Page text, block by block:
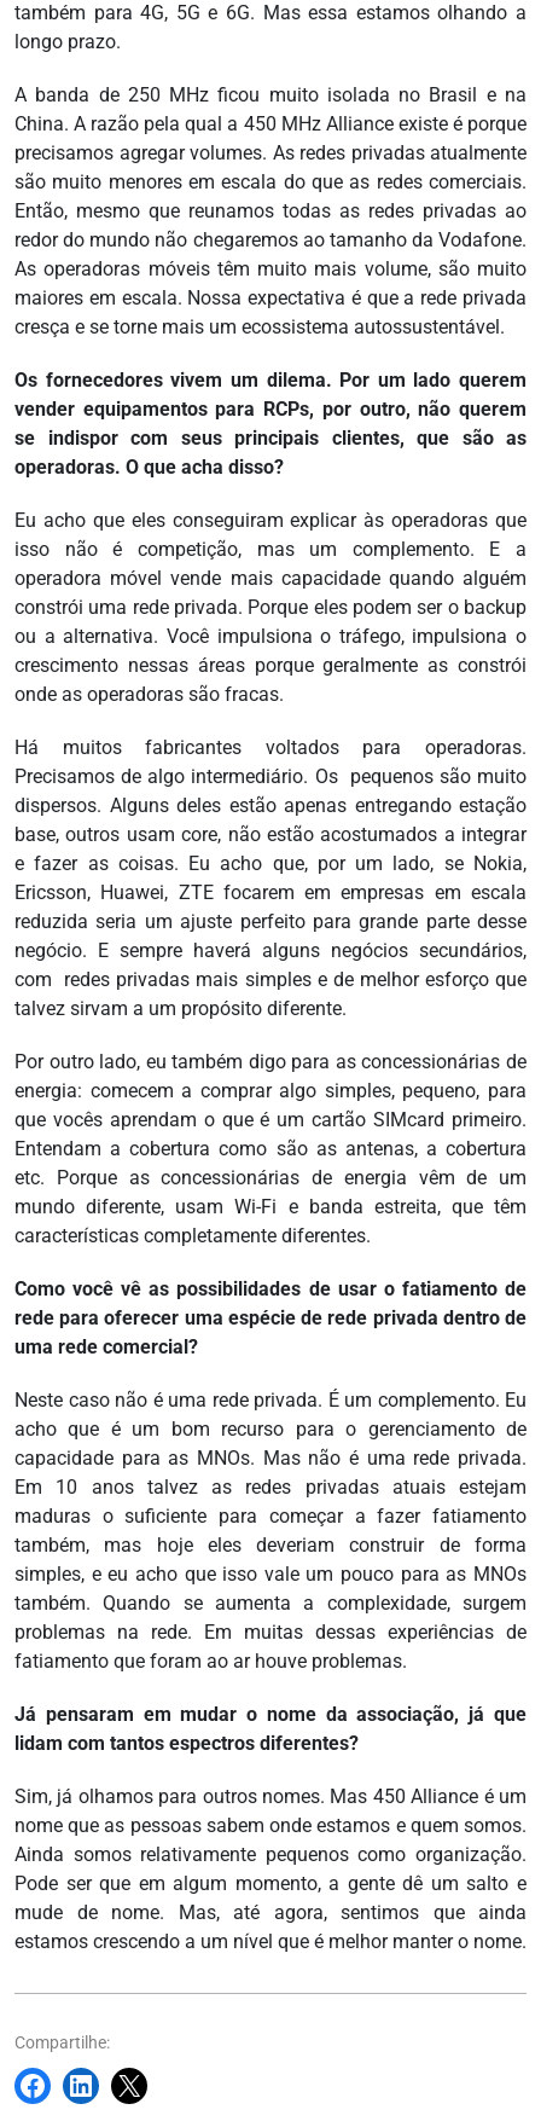
também para 4G, 5G e 6G. Mas essa estamos olhando a
longo prazo.
A banda de 250 MHz ficou muito isolada no Brasil e na
China. A razão pela qual a 450 MHz Alliance existe é porque
precisamos agregar volumes. As redes privadas atualmente
são muito menores em escala do que as redes comerciais.
Então, mesmo que reunamos todas as redes privadas ao
redor do mundo não chegaremos ao tamanho da Vodafone.
As operadoras móveis têm muito mais volume, são muito
maiores em escala. Nossa expectativa é que a rede privada
cresça e se torne mais um ecossistema autossustentável.
Os fornecedores vivem um dilema. Por um lado querem
vender equipamentos para RCPs, por outro, não querem
se indispor com seus principais clientes, que são as
operadoras. O que acha disso?
Eu acho que eles conseguiram explicar às operadoras que
isso não é competição, mas um complemento. E a
operadora móvel vende mais capacidade quando alguém
constrói uma rede privada. Porque eles podem ser o backup
ou a alternativa. Você impulsiona o tráfego, impulsiona o
crescimento nessas áreas porque geralmente as constrói
onde as operadoras são fracas.
Há muitos fabricantes voltados para operadoras.
Precisamos de algo intermediário. Os
pequenos são muito
dispersos. Alguns deles estão apenas entregando estação
base, outros usam core, não estão acostumados a integrar
e fazer as coisas. Eu acho que, por um lado, se Nokia,
Ericsson, Huawei, ZTE focarem em empresas em escala
reduzida seria um ajuste perfeito para grande parte desse
negócio. E sempre haverá alguns negócios secundários,
com
redes privadas mais simples e de melhor esforço que
talvez sirvam a um propósito diferente.
Por outro lado, eu também digo para as concessionárias de
energia: comecem a comprar algo simples, pequeno, para
que vocês aprendam o que é um cartão SIMcard primeiro.
Entendam a cobertura como são as antenas, a cobertura
etc. Porque as concessionárias de energia vêm de um
mundo diferente, usam Wi-Fi e banda estreita, que têm
características completamente diferentes.
Como você vê as possibilidades de usar o fatiamento de
rede para oferecer uma espécie de rede privada dentro de
uma rede comercial?
Neste caso não é uma rede privada. É um complemento. Eu
acho que é um bom recurso para o gerenciamento de
capacidade para as MNOs. Mas não é uma rede privada.
Em 10 anos talvez as redes privadas atuais estejam
maduras o suficiente para começar a fazer fatiamento
também, mas hoje eles deveriam construir de forma
simples, e eu acho que isso vale um pouco para as MNOs
também. Quando se aumenta a complexidade, surgem
problemas na rede. Em muitas dessas experiências de
fatiamento que foram ao ar houve problemas.
Já pensaram em mudar o nome da associação, já que
lidam com tantos espectros diferentes?
Sim, já olhamos para outros nomes. Mas 450 Alliance é um
nome que as pessoas sabem onde estamos e quem somos.
Ainda somos relativamente pequenos como organização.
Pode ser que em algum momento, a gente dê um salto e
mude de nome. Mas, até agora, sentimos que ainda
estamos crescendo a um nível que é melhor manter o nome.
Compartilhe: